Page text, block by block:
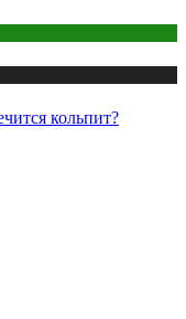
кольпит?